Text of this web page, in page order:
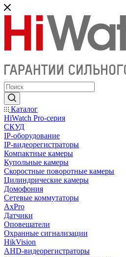
Каталог
HiWatch Pro-серия
CКУД
IP-оборудование
IP-видеорегистраторы
Компактные камеры
Купольные камеры
Скоростные поворотные камеры
Цилиндрические камеры
Домофония
Сетевые коммутаторы
AxPro
Датчики
Оповещатели
Охранные сигнализации
HikVision
AHD-видеорегистраторы